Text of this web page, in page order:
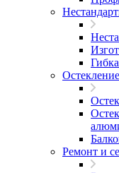
Ремонт и